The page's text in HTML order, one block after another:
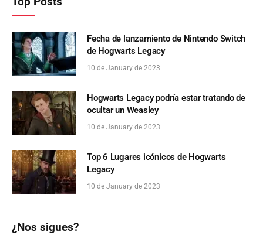
Fecha de lanzamiento de Nintendo Switch
de Hogwarts Legacy
10 de January de 2023
Hogwarts Legacy podría estar tratando de
ocultar un Weasley
10 de January de 2023
Top 6 Lugares icónicos de Hogwarts
Legacy
10 de January de 2023
¿Nos sigues?